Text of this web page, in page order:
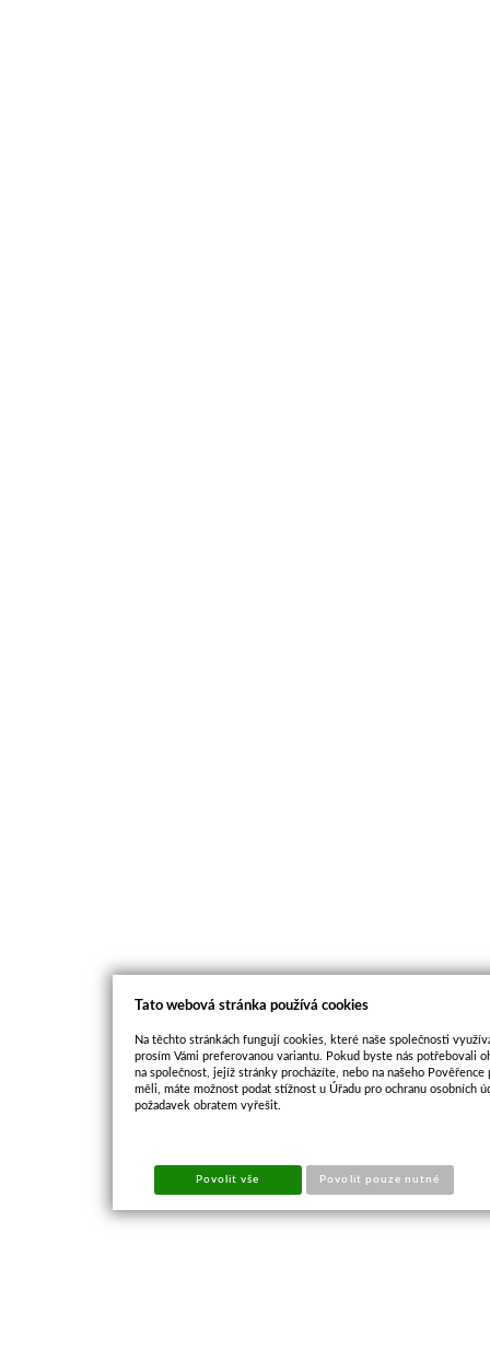
Tato webová stránka používá cookies
Na těchto stránkách fungují cookies, které naše společnosti
prosím Vámi preferovanou variantu. Pokud byste nás potřebovali
na společnost, jejíž stránky procházíte, nebo na našeho
měli, máte možnost podat stížnost u Úřadu pro ochranu osobních
požadavek obratem vyřešit.
Povolit vše Povolit pouze nutné